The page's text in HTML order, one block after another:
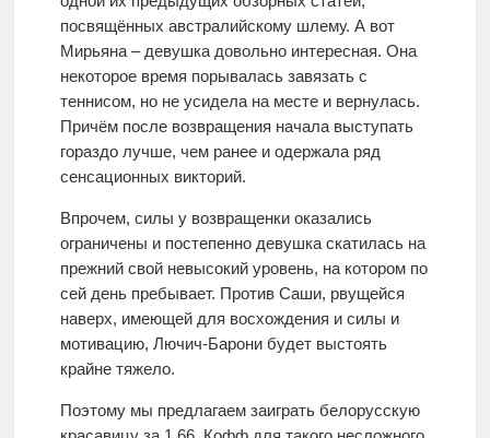
посвящённых австралийскому шлему. А вот
Мирьяна – девушка довольно интересная. Она
некоторое время порывалась завязать с
теннисом, но не усидела на месте и вернулась.
Причём после возвращения начала выступать
гораздо лучше, чем ранее и одержала ряд
сенсационных викторий.
Впрочем, силы у возвращенки оказались
ограничены и постепенно девушка скатилась на
прежний свой невысокий уровень, на котором по
сей день пребывает. Против Саши, рвущейся
наверх, имеющей для восхождения и силы и
мотивацию, Лючич-Барони будет выстоять
крайне тяжело.
Поэтому мы предлагаем заиграть белорусскую